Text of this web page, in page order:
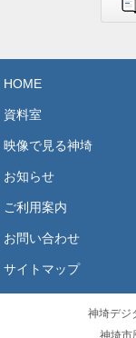
HOME
資料室
映像で見る神埼
お知らせ
ご利用案内
お問い合わせ
サイトマップ
神埼デジ
神埼市